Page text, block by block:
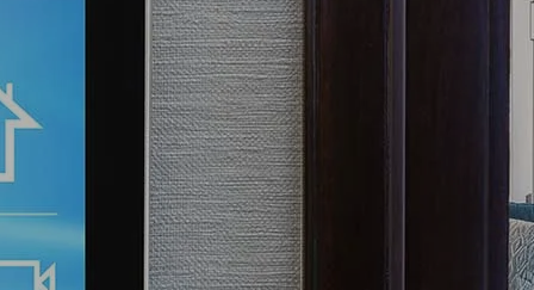
Windows強固型平板電腦
Android系統強固型平板電腦
超強固型平板電腦
無線電 PoC
邊緣運算人工智慧移動電腦
機箱式
面板
車載電腦
Windows車載電腦
Android車載電腦
車載平板電腦
嵌入
工業
無線
基礎建設解決方案
自助服務亭解決方案
智慧充電站解决方案